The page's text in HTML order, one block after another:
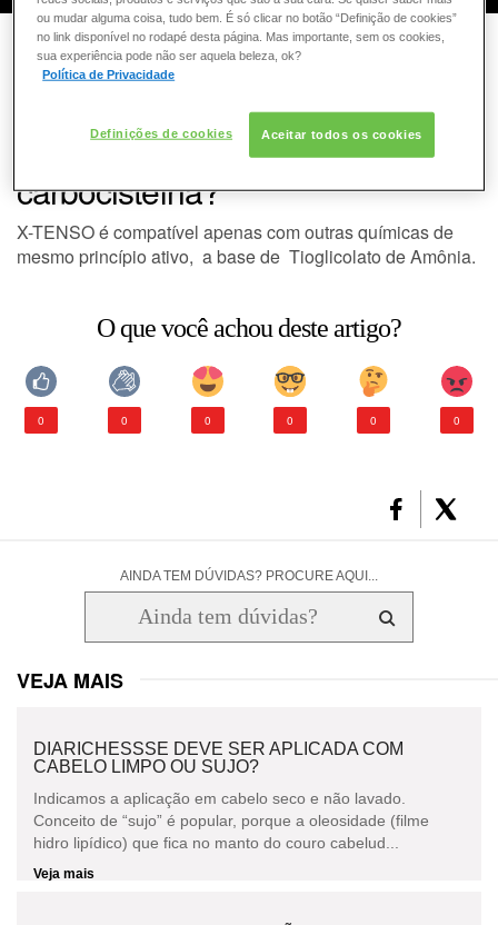
COLORAÇÃO
CONSULTORIA DE PRODUTOS L'ORÉAL
VOZ DA BELEZA
L'ORÉAL PROFESSIONNEL
X-TENSO é compatível com
carbocisteína?
X-TENSO é compatível apenas com outras químicas de
mesmo princípio ativo, a base de Tioglicolato de Amônia.
O que você achou deste artigo?
0 0 0 0 0 0
AINDA TEM DÚVIDAS? PROCURE AQUI...
VEJA MAIS
DIARICHESSSE DEVE SER APLICADA COM
CABELO LIMPO OU SUJO?
Indicamos a aplicação em cabelo seco e não lavado.
Conceito de “sujo” é popular, porque a oleosidade (filme
hidro lipídico) que fica no manto do couro cabelud...
Veja mais
ou mudar alguma coisa, tudo bem. É só clicar no botão “Definição de cookies”
no link disponível no rodapé desta página. Mas importante, sem os cookies,
sua experiência pode não ser aquela beleza, ok?
Política de Privacidade
Definições de cookies Aceitar todos os cookies